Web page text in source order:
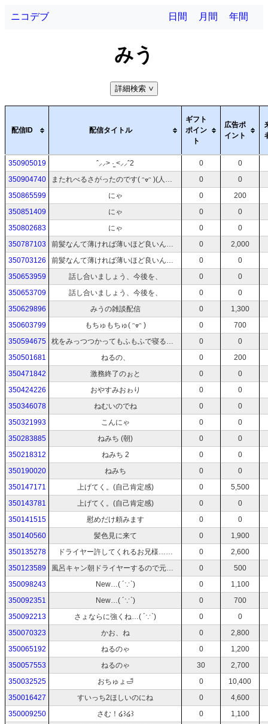
ニコデブ 日間 月間 年間
みう
詳細検索 >
配信ID 配信タイトル
ギフト
ポイン
ト
広告ポ
イント
350905019 ˆ⸝⸝> ·̫ <⸝⸝ˆ2 0
0
350904740
またれべるさがったのです( ᵔᢦᵔ )(人としての) 0
0
350865599
にゃ 0
200
350851409
にゃ 0
0
350802683
にゃ 0
0
350787103
前髪なんて薄ければ薄いほど良いんでね 0
2,000
350703126
前髪なんて薄ければ薄いほど良いんでね 0
0
350653959
話し合いましょう、今後を、 0
0
350653709
話し合いましょう、今後を、 0
0
350629896
みうの雑談配信 0
1,300
350603799
もちゅもちゅ( ᵔᢦᵔ ) 0
700
350594675
枕をみっつつかってもふもふで寝ると気持ちいいねというライフハック 0
0
350501681
ねるの、 0
200
350471842
激務終了のぉと 0
0
350424226
おやすみおゎり 0
0
350346078
ねむいのでね 0
0
350321993
こんにゃ 0
0
350283885
ねみち (朝) 0
0
350218312
ねみち 2 0
0
350190020
ねみち 0
0
350147171
上げてく。(自己肯定感) 0
5,500
350143781
上げてく。(自己肯定感) 0
0
350141515
慰めだけ頼みます 0
0
350140560
髪色見に来て 0
1,900
350135278
ドライヤー許してくれるお兄様…… 0
2,600
350123589
風呂キャン朝ドライヤーするので元気だけ分けて。おはよう 0
500
350098243
New…( ´∵`) 0
1,100
350092351
New…( ´∵`) 0
700
350092213
さょならに強くね…( ´∵`) 0
0
350070323
かお、ね 0
2,800
350065192
ねるのゃ 0
1,200
350057553
ねるのゃ 30
2,700
350032525
おちゅょ🛁 0
10,400
350016427
すいっち2ほしいのにね 0
4,600
350009250
さむ！໒꒱໒꒱ 0
1,100